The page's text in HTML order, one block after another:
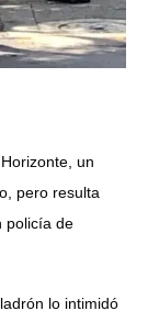
un
pero resulta
policía de
lo intimidó